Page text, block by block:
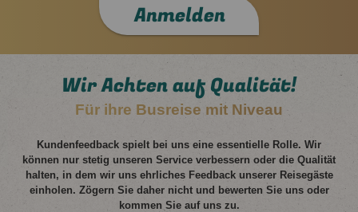
Anmelden
Wir Achten auf Qualität!
Für ihre Busreise mit Niveau
Kundenfeedback spielt bei uns eine essentielle Rolle. Wir
können nur stetig unseren Service verbessern oder die Qualität
halten, in dem wir uns ehrliches Feedback unserer Reisegäste
einholen. Zögern Sie daher nicht und bewerten Sie uns oder
kommen Sie auf uns zu.